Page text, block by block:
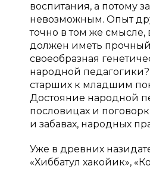
воспитания, а потому
невозможным. Опыт
точно в том же
должен иметь прочный
своеобразная
народной педагогики?
старших к младшим
Достояние народной
пословицах и
и забавах, народных
Уже в древних
«Хиббатул хакойик»,